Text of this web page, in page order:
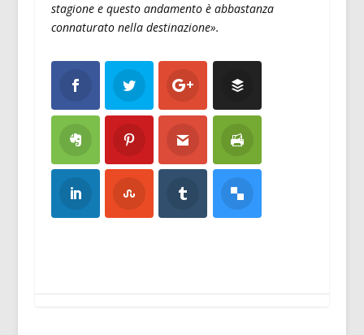
stagione e questo andamento è abbastanza
connaturato nella destinazione».